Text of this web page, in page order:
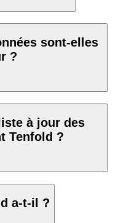
sont-elles
?
à jour des
Tenfold ?
a-t-il ?